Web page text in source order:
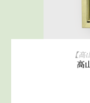
【
高